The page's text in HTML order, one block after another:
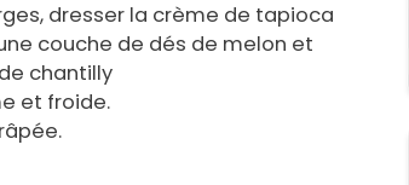
dresser la crème de tapioca
couche de dés de melon et
chantilly
et froide.